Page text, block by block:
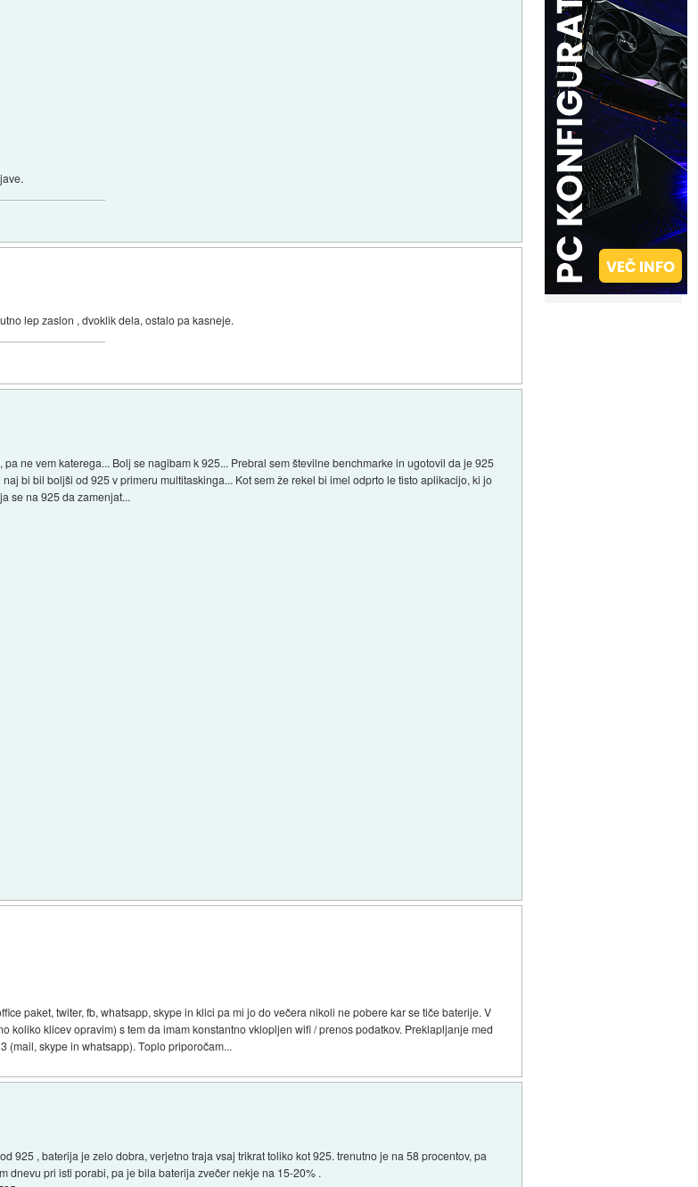
lep zaslon , dvoklik dela, ostalo pa kasneje.
ne vem katerega... Bolj se nagibam k 925... Prebral sem številne benchmarke in ugotovil da je 925
bi bil boljši od 925 v primeru multitaskinga... Kot sem že rekel bi imel odprto le tisto aplikacijo, ki jo
se na 925 da zamenjat...
paket, twiter, fb, whatsapp, skype in klici pa mi jo do večera nikoli ne pobere kar se tiče baterije. V
koliko klicev opravim) s tem da imam konstantno vklopljen wifi / prenos podatkov. Preklapljanje med
(mail, skype in whatsapp). Toplo priporočam...
925 , baterija je zelo dobra, verjetno traja vsaj trikrat toliko kot 925. trenutno je na 58 procentov, pa
dnevu pri isti porabi, pa je bila baterija zvečer nekje na 15-20% .